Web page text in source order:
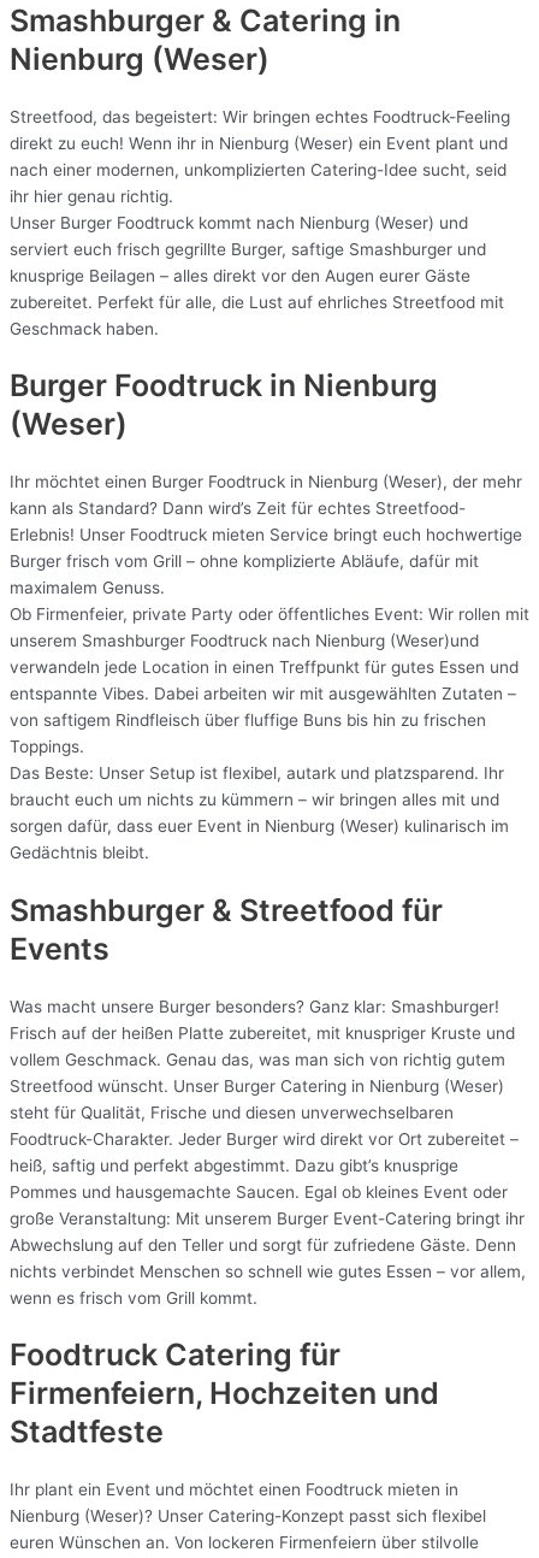
Smashburger & Catering in
Nienburg (Weser)
Streetfood, das begeistert: Wir bringen echtes Foodtruck-Feeling
direkt zu euch! Wenn ihr in Nienburg (Weser) ein Event plant und
nach einer modernen, unkomplizierten Catering-Idee sucht, seid
ihr hier genau richtig.
Unser Burger Foodtruck kommt nach Nienburg (Weser) und
serviert euch frisch gegrillte Burger, saftige Smashburger und
knusprige Beilagen – alles direkt vor den Augen eurer Gäste
zubereitet. Perfekt für alle, die Lust auf ehrliches Streetfood mit
Geschmack haben.
Burger Foodtruck in Nienburg
(Weser)
Ihr möchtet einen Burger Foodtruck in Nienburg (Weser), der mehr
kann als Standard? Dann wird’s Zeit für echtes Streetfood-
Erlebnis! Unser Foodtruck mieten Service bringt euch hochwertige
Burger frisch vom Grill – ohne komplizierte Abläufe, dafür mit
maximalem Genuss.
Ob Firmenfeier, private Party oder öffentliches Event: Wir rollen mit
unserem Smashburger Foodtruck nach Nienburg (Weser)und
verwandeln jede Location in einen Treffpunkt für gutes Essen und
entspannte Vibes. Dabei arbeiten wir mit ausgewählten Zutaten –
von saftigem Rindfleisch über fluffige Buns bis hin zu frischen
Toppings.
Das Beste: Unser Setup ist flexibel, autark und platzsparend. Ihr
braucht euch um nichts zu kümmern – wir bringen alles mit und
sorgen dafür, dass euer Event in Nienburg (Weser) kulinarisch im
Gedächtnis bleibt.
Smashburger & Streetfood für
Events
Was macht unsere Burger besonders? Ganz klar: Smashburger!
Frisch auf der heißen Platte zubereitet, mit knuspriger Kruste und
vollem Geschmack. Genau das, was man sich von richtig gutem
Streetfood wünscht. Unser Burger Catering in Nienburg (Weser)
steht für Qualität, Frische und diesen unverwechselbaren
Foodtruck-Charakter. Jeder Burger wird direkt vor Ort zubereitet –
heiß, saftig und perfekt abgestimmt. Dazu gibt’s knusprige
Pommes und hausgemachte Saucen. Egal ob kleines Event oder
große Veranstaltung: Mit unserem Burger Event-Catering bringt ihr
Abwechslung auf den Teller und sorgt für zufriedene Gäste. Denn
nichts verbindet Menschen so schnell wie gutes Essen – vor allem,
wenn es frisch vom Grill kommt.
Foodtruck Catering für
Firmenfeiern, Hochzeiten und
Stadtfeste
Ihr plant ein Event und möchtet einen Foodtruck mieten in
Nienburg (Weser)? Unser Catering-Konzept passt sich flexibel
euren Wünschen an. Von lockeren Firmenfeiern über stilvolle